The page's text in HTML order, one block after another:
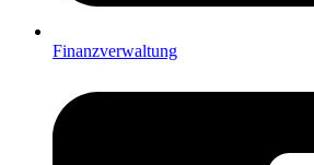
Finanzverwaltung